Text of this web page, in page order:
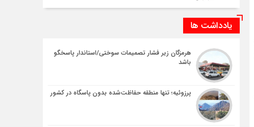
یادداشت ها
هرمزگان زیر فشار تصمیمات سوختی/استاندار پاسخگو
باشد
پرزوئیه؛ تنها منطقه حفاظت‌شده بدون پاسگاه در کشور